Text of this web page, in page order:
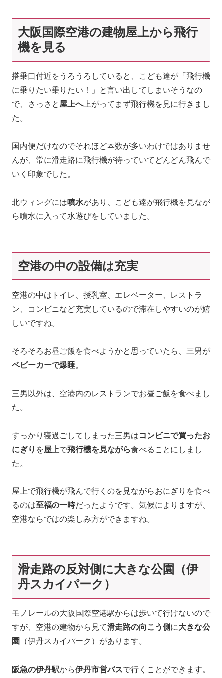
大阪国際空港の建物屋上から飛行
機を見る
搭乗口付近をうろうろしていると、こども達が「飛行機
に乗りたい乗りたい！」と言い出してしまいそうなの
で、さっさと 屋上へ上がってまず飛行機を見に行きまし
た。
国内便だけなのでそれほど本数が多いわけではありませ
んが、常に滑走路に飛行機が待っていてどんどん飛んで
いく印象でした。
北ウィングには噴水があり、こども達が飛行機を見なが
ら噴水に入って水遊びをしていました。
空港の中の設備は充実
空港の中はトイレ、授乳室、エレベーター、レストラ
ン、コンビニなど充実しているので滞在しやすいのが嬉
しいですね。
そろそろお昼ご飯を食べようかと思っていたら、三男が
ベビーカーで爆睡。
三男以外は、空港内のレストランでお昼ご飯を食べまし
た。
すっかり寝過ごしてしまった三男はコンビニで買ったお
にぎり を屋上で飛行機を見ながら食べることにしまし
た。
屋上で飛行機が飛んで行くのを見ながらおにぎりを食べ
るのは至福の一時だったようです。気候によりますが、
空港ならではの楽しみ方ができますね。
滑走路の反対側に大きな公園（伊
丹スカイパーク）
モノレールの大阪国際空港駅からは歩いて行けないので
すが、空港の建物から見て滑走路の向こう側 に大きな公
園
（伊丹スカイパーク）があります。
阪急の伊丹駅から伊丹市営バスで行くことができます。